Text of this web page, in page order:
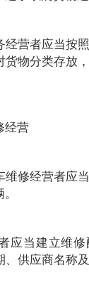
经营者应当按
货物分类存放
经营
维修经营者应
应当建立维
、供应商名称